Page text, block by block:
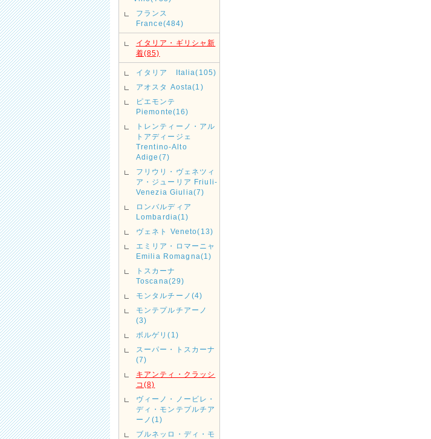
フランス
France(484)
イタリア・ギリシャ新
着(85)
イタリア Italia(105)
アオスタ Aosta(1)
ピエモンテ
Piemonte(16)
トレンティーノ・アル
トアディージェ
Trentino-Alto
Adige(7)
フリウリ・ヴェネツィ
ア・ジューリア Friuli-
Venezia Giulia(7)
ロンバルディア
Lombardia(1)
ヴェネト Veneto(13)
エミリア・ロマーニャ
Emilia Romagna(1)
トスカーナ
Toscana(29)
モンタルチーノ(4)
モンテプルチアーノ
(3)
ボルゲリ(1)
スーパー・トスカーナ
(7)
キアンティ・クラッシ
コ(8)
ヴィーノ・ノービレ・
ディ・モンテプルチア
ーノ(1)
ブルネッロ・ディ・モ